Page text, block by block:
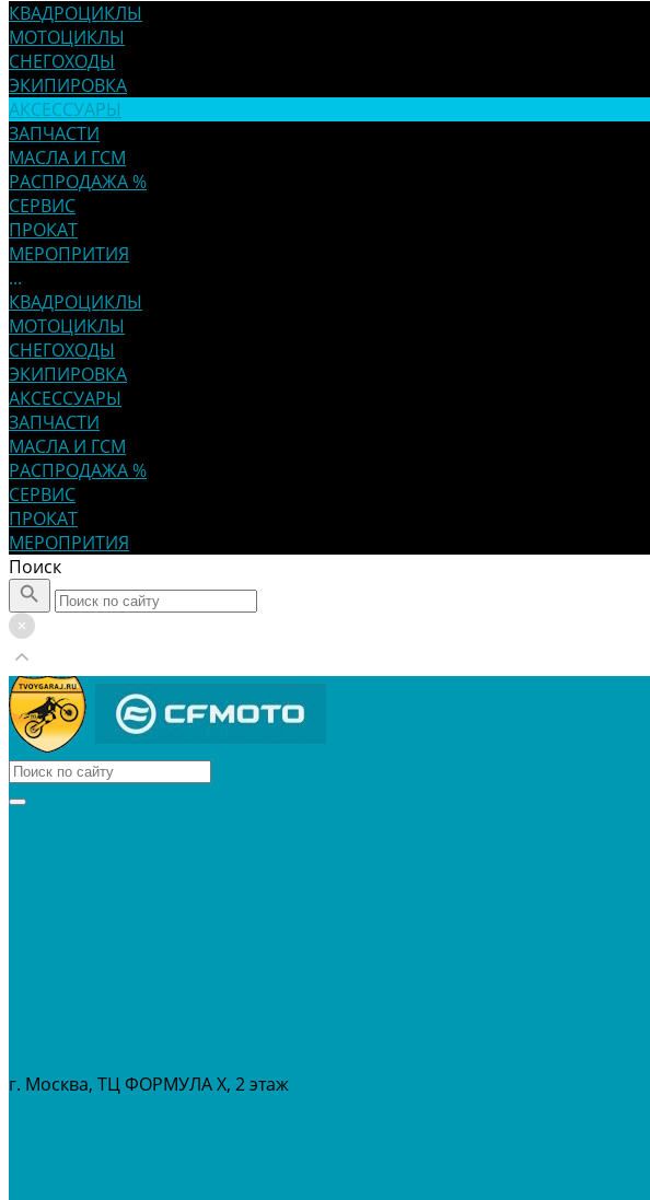
КВАДРОЦИКЛЫ
МОТОЦИКЛЫ
СНЕГОХОДЫ
ЭКИПИРОВКА
АКСЕССУАРЫ
ЗАПЧАСТИ
МАСЛА И ГСМ
РАСПРОДАЖА %
СЕРВИС
ПРОКАТ
МЕРОПРИТИЯ
...
КВАДРОЦИКЛЫ
МОТОЦИКЛЫ
СНЕГОХОДЫ
ЭКИПИРОВКА
АКСЕССУАРЫ
ЗАПЧАСТИ
МАСЛА И ГСМ
РАСПРОДАЖА %
СЕРВИС
ПРОКАТ
МЕРОПРИТИЯ
Поиск
г. Москва, ТЦ ФОРМУЛА Х, 2 этаж